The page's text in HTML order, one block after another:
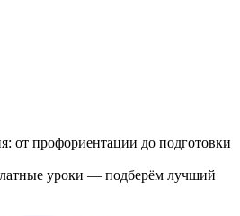
от профориентации до подготовки
уроки — подберём лучший